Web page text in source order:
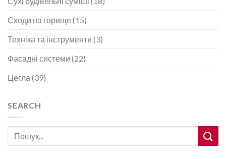
Сходи на горище (15)
Техніка та інструменти (3)
Фасадні системи (22)
Цегла (39)
SEARCH